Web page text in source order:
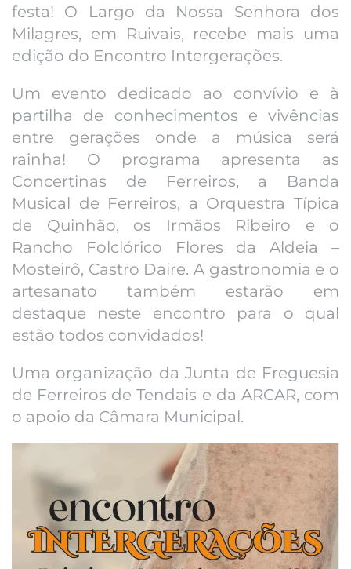
festa! O Largo da Nossa Senhora dos
Milagres, em Ruivais, recebe mais uma
edição do Encontro Intergerações.
Um evento dedicado ao convívio e à
partilha de conhecimentos e vivências
entre gerações onde a música será
rainha! O programa apresenta as
Concertinas de Ferreiros, a Banda
Musical de Ferreiros, a Orquestra Típica
de Quinhão, os Irmãos Ribeiro e o
Rancho Folclórico Flores da Aldeia –
Mosteirô, Castro Daire. A gastronomia e o
artesanato também estarão em
destaque neste encontro para o qual
estão todos convidados!
Uma organização da Junta de Freguesia
de Ferreiros de Tendais e da ARCAR, com
o apoio da Câmara Municipal.